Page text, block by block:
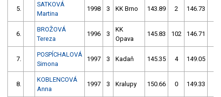
5.
SATKOVÁ
Martina
1998 3 KK Brno 143.89 2 146.73
6.
BROŽOVÁ
Tereza
1996 3
KK
Opava
145.83 102 146.71
7.
POSPÍCHALOVÁ
Simona
1997 3 Kadaň 145.35 4 149.05
8.
KOBLENCOVÁ
Anna
1997 3 Kralupy 150.66 0 149.33